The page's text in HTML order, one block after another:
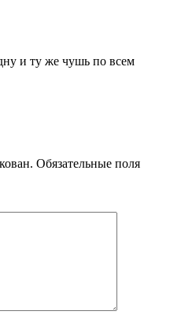
и ту же чушь по всем
Обязательные поля